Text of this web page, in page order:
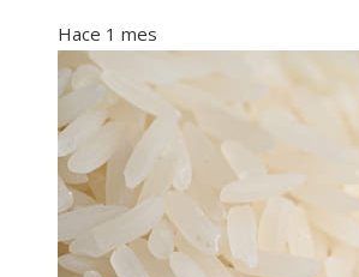
Hace 1 mes